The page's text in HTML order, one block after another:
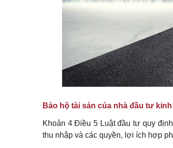
Bảo hộ tài sản của nhà đầu tư
Khoản 4 Điều 5 Luật đầu tư quy
thu nhập và các quyền, lợi ích hợp